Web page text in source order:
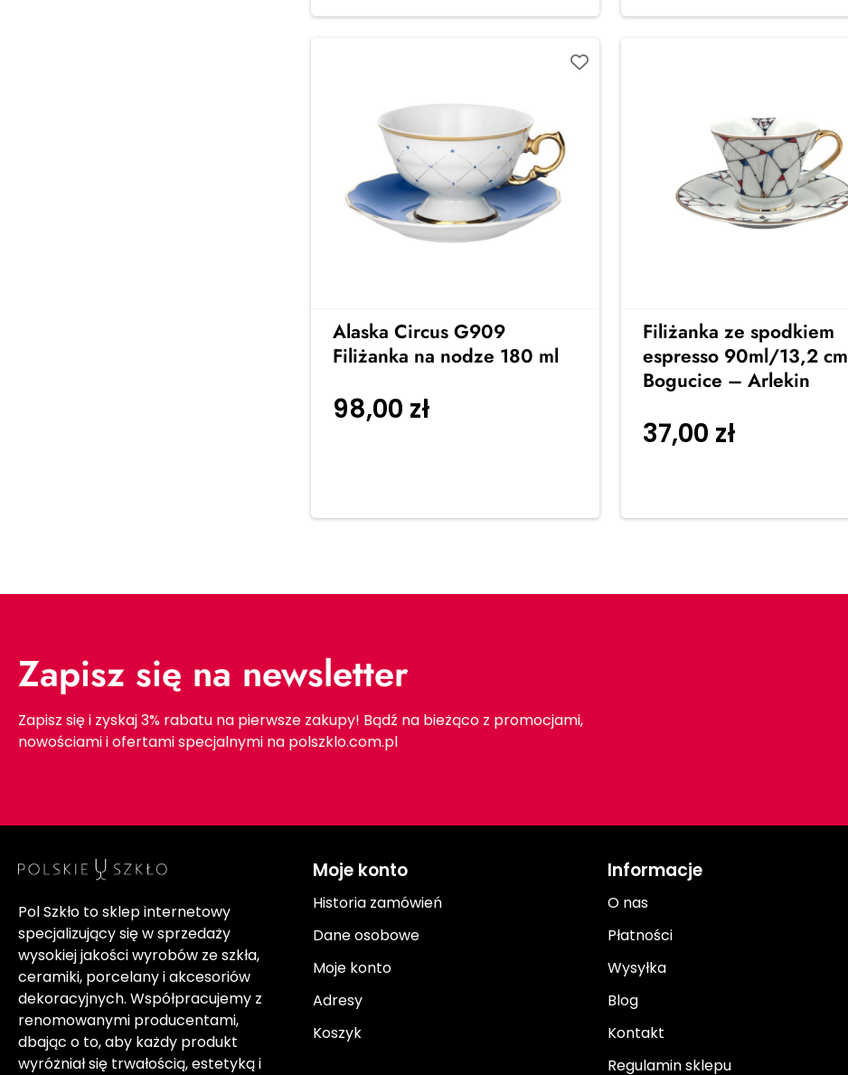
Alaska Circus G909
Filiżanka na nodze 180 ml
98,00 zł
Filiżanka ze spodkiem
espresso 90ml/13,2 cm
Bogucice – Arlekin
37,00 zł
Zapisz się na newsletter
Zapisz się i zyskaj 3% rabatu na pierwsze zakupy! Bądź na bieżąco z promocjami,
nowościami i ofertami specjalnymi na polszklo.com.pl
Pol Szkło to sklep internetowy
specjalizujący się w sprzedaży
wysokiej jakości wyrobów ze szkła,
ceramiki, porcelany i akcesoriów
dekoracyjnych. Współpracujemy z
renomowanymi producentami,
dbając o to, aby każdy produkt
wyróżniał się trwałością, estetyką i
Moje konto
Historia zamówień
Dane osobowe
Moje konto
Adresy
Koszyk
Informacje
O nas
Płatności
Wysyłka
Blog
Kontakt
Regulamin sklepu